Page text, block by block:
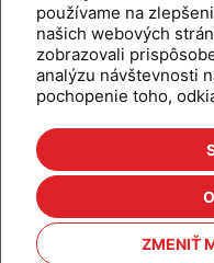
používame na
našich webových
zobrazovali
analýzu návštevnosti
pochopenie toho,
ZMENIŤ
Domov
Aktuality
Kalkulačky
Na stiahnutie